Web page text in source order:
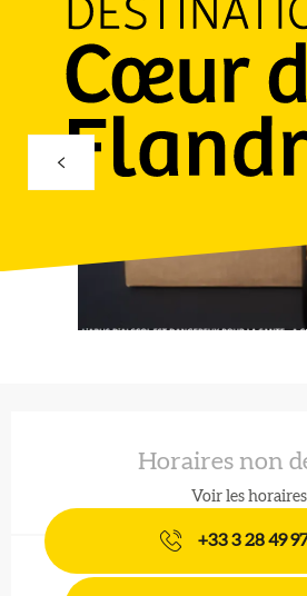
Horaires non
Voir les horaires
+33 3 28 49